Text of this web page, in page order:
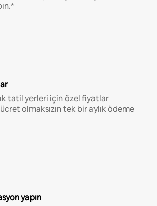
tatil yerleri için özel fiyatlar
olmaksızın tek bir aylık ödeme
yapın